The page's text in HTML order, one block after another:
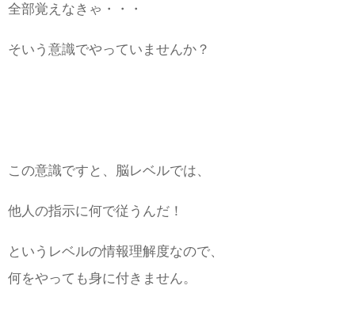
全部覚えなきゃ・・・
そいう意識でやっていませんか？
この意識ですと、脳レベルでは、
他人の指示に何で従うんだ！
というレベルの情報理解度なので、
何をやっても身に付きません。